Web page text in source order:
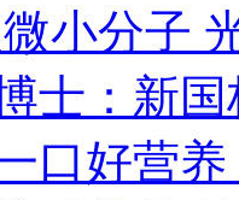
小分子
士：新
口好营